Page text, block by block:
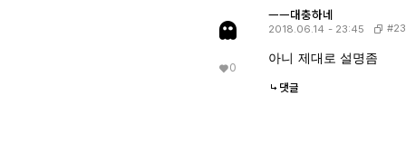
0
ㅡㅡ대충하네
2018.06.14 - 23:45
아니 제대로 설명좀
댓글